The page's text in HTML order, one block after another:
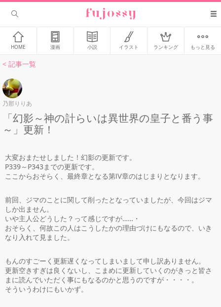
HOME 漫画 小説 イラスト ランキング もっと見る
< 記事一覧
乃那りりあ
「幻影～神の計らいは異世界の皇子と番う事
～」更新！
大変おまたせしました！幻影の更新です。
P339～P343までの更新です。
ここからおそらく、最終章となる第Ⅳ章のはじまりとなります。
前回、ジマのことに関して削ったとなっていましたが、今回はジマ
しか出ません。
いや主人公どうした？って感じですが……・
おそらく、何故この人はこうしたかの理由づけにもなるので、いき
なり入れて見ました。
もんのすごーく更新遅くなってしまいまして申し訳ありません。
更新空きすぎは良くないし、こまめに更新していくのがきっと皆さ
まに読んでいただく事にもなるのかと思うのですが・・・・。
そういうわけにもいかず。